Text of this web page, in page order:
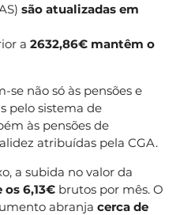
são atualizadas em
a 2632,86€ mantêm o
se não só às pensões e
pelo sistema de
às pensões de
atribuídas pela CGA.
a subida no valor da
os 6,13€ brutos por mês. O
abranja cerca de